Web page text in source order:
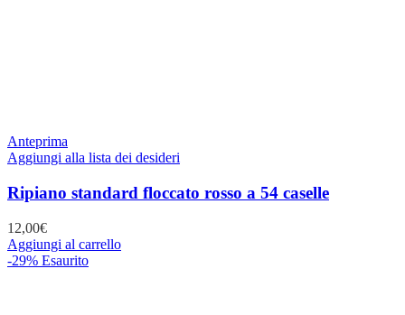
Anteprima
Aggiungi alla lista dei desideri
Ripiano standard floccato rosso a 54 caselle
12,00€
Aggiungi al carrello
-29% Esaurito